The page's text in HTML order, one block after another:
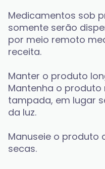
Medicamentos sob
somente serão
por meio remoto
receita.
Manter o produto
Mantenha o
tampada, em lugar
da luz.
Manuseie o produto
secas.